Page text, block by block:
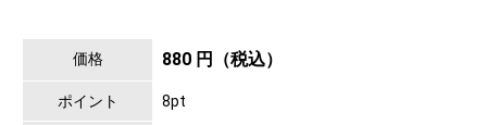
価格 880 円（税込）
ポイント 8pt